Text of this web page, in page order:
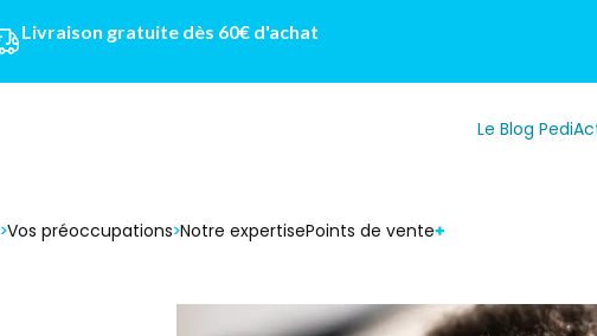
Livraison gratuite dès 60€ d'achat
Le Blog
Vos préoccupations Notre expertisePoints de vente